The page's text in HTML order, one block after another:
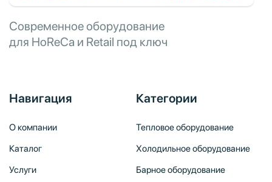
Современное оборудование
для HoReCa и Retail под ключ
Навигация
О компании
Каталог
Услуги
Категории
Тепловое оборудование
Холодильное оборудование
Барное оборудование